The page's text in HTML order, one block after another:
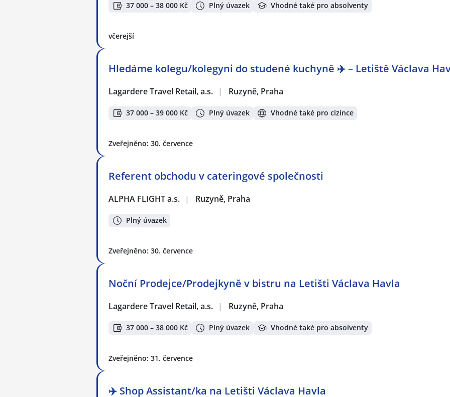
37 000 – 38 000 Kč Plný úvazek Vhodné také pro absolventy
včerejší
Hledáme kolegu/kolegyni do studené kuchyně ✈️ – Letiště Václava
Lagardere Travel Retail, a.s. | Ruzyně, Praha
37 000 – 39 000 Kč Plný úvazek Vhodné také pro cizince
Zveřejněno: 30. července
Referent obchodu v cateringové společnosti
ALPHA FLIGHT a.s. | Ruzyně, Praha
Plný úvazek
Zveřejněno: 30. července
Noční Prodejce/Prodejkyně v bistru na Letišti Václava Havla
Lagardere Travel Retail, a.s. | Ruzyně, Praha
37 000 – 38 000 Kč Plný úvazek Vhodné také pro absolventy
Zveřejněno: 31. července
✈️ Shop Assistant/ka na Letišti Václava Havla